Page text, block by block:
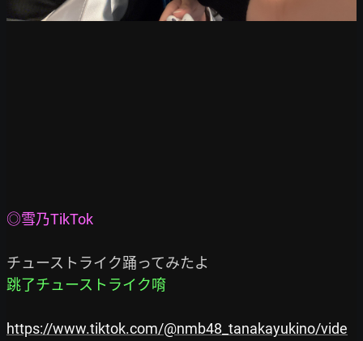
◎雪乃TikTok
跳了チューストライク唷
https://www.tiktok.com/@nmb48_tanakayukino/vide